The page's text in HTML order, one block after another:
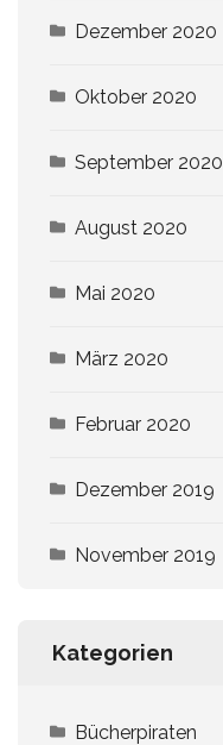
Dezember 2020
Oktober 2020
September 2020
August 2020
Mai 2020
März 2020
Februar 2020
Dezember 2019
November 2019
Kategorien
Bücherpiraten